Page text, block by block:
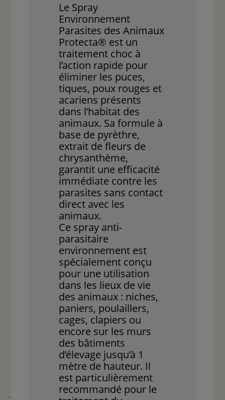
Le Spray
Environnement
Parasites des Animaux
Protecta® est un
traitement choc à
l’action rapide pour
éliminer les puces,
tiques, poux rouges et
acariens présents
dans l’habitat des
animaux. Sa formule à
base de pyrèthre,
extrait de fleurs de
chrysanthème,
garantit une efficacité
immédiate contre les
parasites sans contact
direct avec les
animaux.
Ce spray anti-
parasitaire
environnement est
spécialement conçu
pour une utilisation
dans les lieux de vie
des animaux : niches,
paniers, poulaillers,
cages, clapiers ou
encore sur les murs
des bâtiments
d’élevage jusqu’à 1
mètre de hauteur. Il
est particulièrement
recommandé pour le